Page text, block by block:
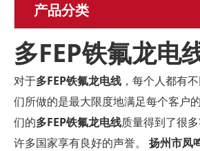
产品分类
多FEP铁氟龙电
对于多FEP铁氟龙电线 ，每个人都有
们所做的是最大限度地满足每个客户
们的多FEP铁氟龙电线质量得到了很
许多国家享有良好的声誉。 扬州市凤